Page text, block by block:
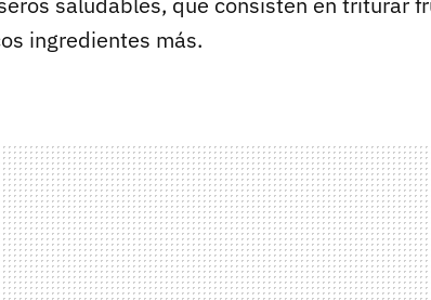
ingredientes más.